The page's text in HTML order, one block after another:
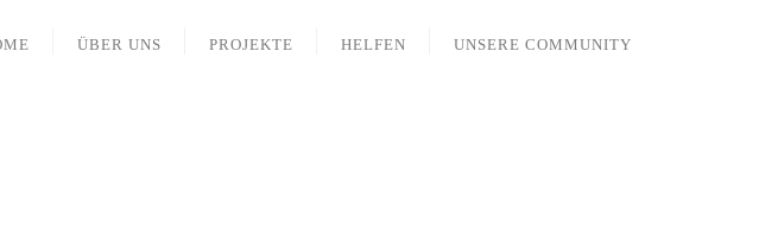
ÜBER UNS PROJEKTE HELFEN UNSERE COMMUNITY